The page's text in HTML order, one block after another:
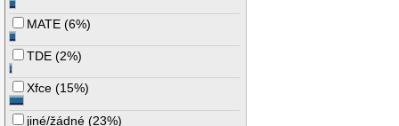
MATE (6%)
TDE (2%)
Xfce (15%)
jiné/žádné (23%)